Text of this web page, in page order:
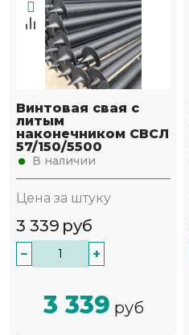
Винтовая свая с
литым
наконечником СВСЛ
57/150/5500
В наличии
Цена за штуку
3 339 руб
− +
3 339 руб